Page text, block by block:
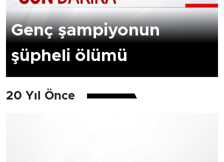
Genç şampiyonun
şüpheli ölümü
20 Yıl Önce